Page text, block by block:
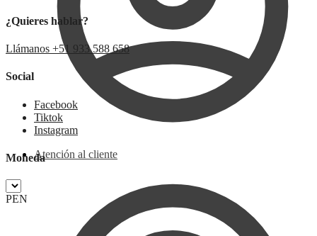
Atención al cliente
¿Quieres hablar?
Llámanos +51 933 588 658
Social
Facebook
Tiktok
Instagram
Moneda
PEN